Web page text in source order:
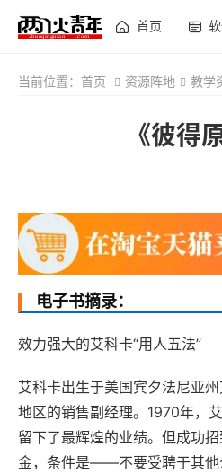
首页
当前位置： 首页 资源阵地 教学
《彼得
电子书摘录：
效力强大的艾科卡“用人五法”
艾科卡出生于美国宾夕法尼亚
地区的销售副经理。1970年，
留下了最辉煌的业绩。但成功
金，条件是——不要受聘于其他